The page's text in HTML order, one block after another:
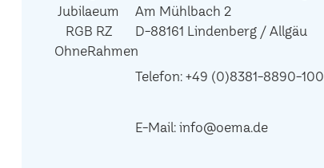
Am Mühlbach 2
D-88161 Lindenberg / Allgäu
Telefon:+49 (0)8381-8890-100
E-Mail:info@oema.de